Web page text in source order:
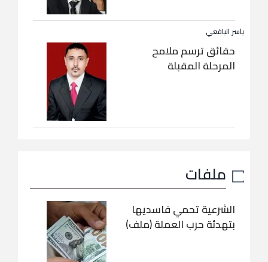
ياسر اليافعي
حقائق ترسم ملامح
المرحلة المقبلة
ملفات
الشرعية تحمي فاسديها
بتهدئة حرب العملة (ملف)